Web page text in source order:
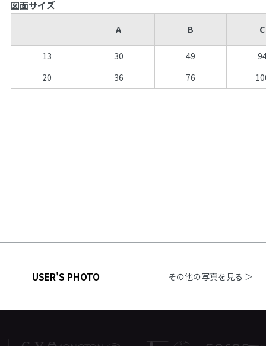
図面サイズ
A B C
13 30 49
20
36 76
USER'S PHOTO その他の写真を見る ＞